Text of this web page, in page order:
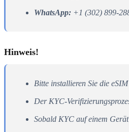
WhatsApp: +1 (302) 899-
Hinweis!
Bitte installieren Sie die
Der KYC-
Sobald KYC auf einem